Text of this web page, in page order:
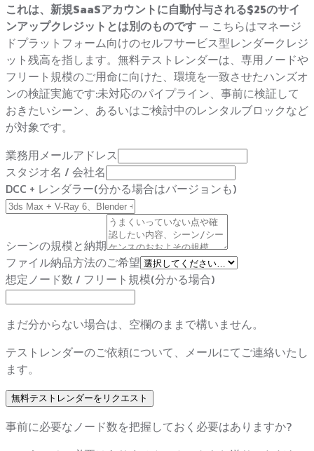
これは、新規SaaSアカウントに自動付与される$25のサイ
ンアップクレジットとは別のものです — こちらはマネージ
ドプラットフォーム向けのセルフサービス型レンダークレジ
ット残高を指します。無料テストレンダーは、専用ノードや
フリート規模のご用命に向けた、環境を一致させたハンズオ
ンの検証実施です:未対応のパイプライン、事前に検証して
おきたいシーン、あるいはご検討中のレンタルブロックなど
が対象です。
業務用メールアドレス
スタジオ名 / 会社名
DCC + レンダラー(分かる場合はバージョンも)
シーンの規模と納期
ファイル納品方法のご希望
想定ノード数 / フリート規模(分かる場合)
まだ分からない場合は、空欄のままで構いません。
テストレンダーのご依頼について、メールにてご連絡いたし
ます。
無料テストレンダーをリクエスト
事前に必要なノード数を把握しておく必要はありますか?